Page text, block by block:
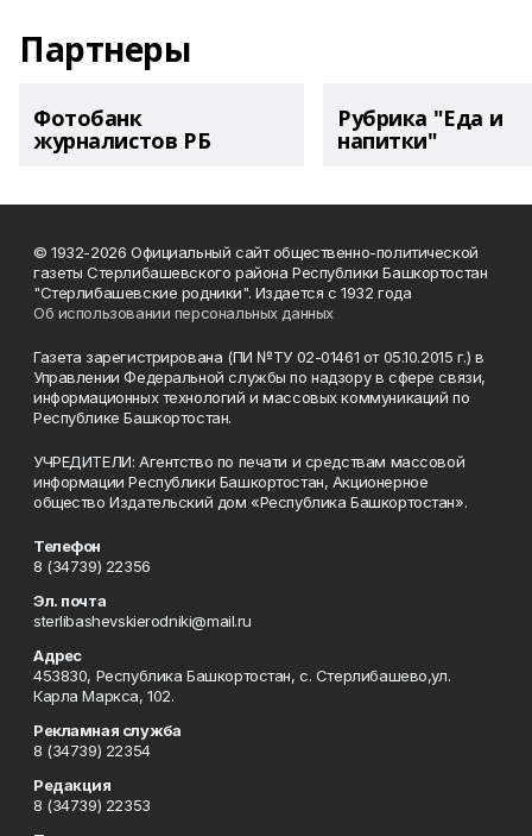
Партнеры
Фотобанк
журналистов РБ
Рубрика "Еда и
напитки"
© 1932-2026 Официальный сайт общественно-политической
газеты Стерлибашевского района Республики Башкортостан
"Стерлибашевские родники". Издается с 1932 года
Об использовании персональных данных
Газета зарегистрирована (ПИ №ТУ 02-01461 от 05.10.2015 г.) в
Управлении Федеральной службы по надзору в сфере связи,
информационных технологий и массовых коммуникаций по
Республике Башкортостан.
УЧРЕДИТЕЛИ: Агентство по печати и средствам массовой
информации Республики Башкортостан, Акционерное
общество Издательский дом «Республика Башкортостан».
Телефон
8 (34739) 22356
Эл. почта
sterlibashevskierodniki@mail.ru
Адрес
453830, Республика Башкортостан, c. Стерлибашево,ул.
Карла Маркса, 102.
Рекламная служба
8 (34739) 22354
Редакция
8 (34739) 22353